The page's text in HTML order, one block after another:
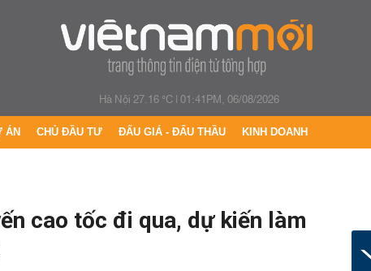
Hà Nội 27.16 °C|01:41PM, 06/08/2026
ÁN CHỦ ĐẦU TƯ ĐẤU GIÁ - ĐẤU THẦU KINH DOANH
cao tốc đi qua, dự kiến làm